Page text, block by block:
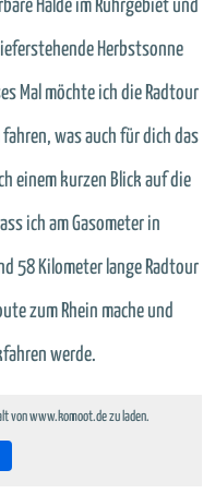
Halde im Ruhrgebiet und
Herbstsonne
Mal möchte ich die Radtour
was auch für dich das
einem kurzen Blick auf die
ich am Gasometer in
58 Kilometer lange Radtour
zum Rhein mache und
werde.
von www.komoot.de zu laden.